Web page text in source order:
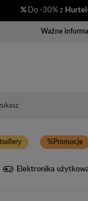
Do -30% z
Ważne
Promocje
Elektronika